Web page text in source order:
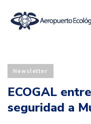
IN:
Newsletter
ECOGAL
seguridad a
on:
updated: